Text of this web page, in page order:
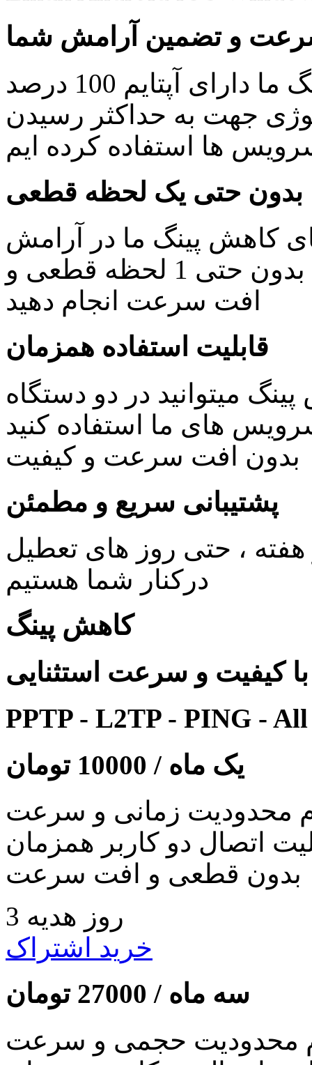
و تضمین آرامش شما
کلیه سرویس های کاهش پینگ ما دارای آپتایم 100 درصد
جهت به حداکثر رسیدن
ها استفاده کرده ایم
بدون حتی یک لحظه قطعی
کاهش پینگ ما در آرامش
خاطر کار های روزمره خود را بدون حتی 1 لحظه قطعی و
افت سرعت انجام دهید
قابلیت استفاده همزمان
میتوانید در دو دستگاه
های ما استفاده کنید
بدون افت سرعت و کیفیت
پشتیبانی سریع و مطمئن
24 ساعته در 7 روز هفته ، حتی روز های تعطیل
درکنار شما هستیم
کاهش پینگ
کیفیت و سرعت استثنایی
PPTP - L2TP - PING -
یک ماه / 10000 تومان
محدودیت زمانی و سرعت
اتصال دو کاربر همزمان
بدون قطعی و افت سرعت
3 روز هدیه
خرید اشتراک
سه ماه / 27000 تومان
محدودیت حجمی و سرعت